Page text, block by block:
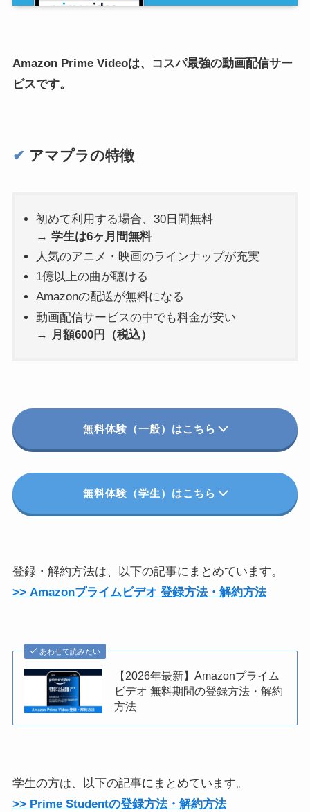
Amazon Prime Videoは、コスパ最強の動画配信サー
ビスです。
✔︎ アマプラの特徴
初めて利用する場合、30日間無料
→ 学生は6ヶ月間無料
人気のアニメ・映画のラインナップが充実
1億以上の曲が聴ける
Amazonの配送が無料になる
動画配信サービスの中でも料金が安い
→ 月額600円（税込）
無料体験（一般）はこちら
無料体験（学生）はこちら
登録・解約方法は、以下の記事にまとめています。
>> Amazonプライムビデオ 登録方法・解約方法
あわせて読みたい
【2026年最新】Amazonプライム
ビデオ 無料期間の登録方法・解約
方法
学生の方は、以下の記事にまとめています。
>> Prime Studentの登録方法・解約方法